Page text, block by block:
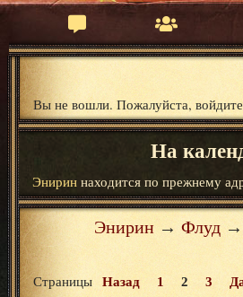
Вы не вошли. Пожалуйста,
На
Энириннаходится по прежнему
Энирин → Флуд →
Страницы Назад 1 2 3